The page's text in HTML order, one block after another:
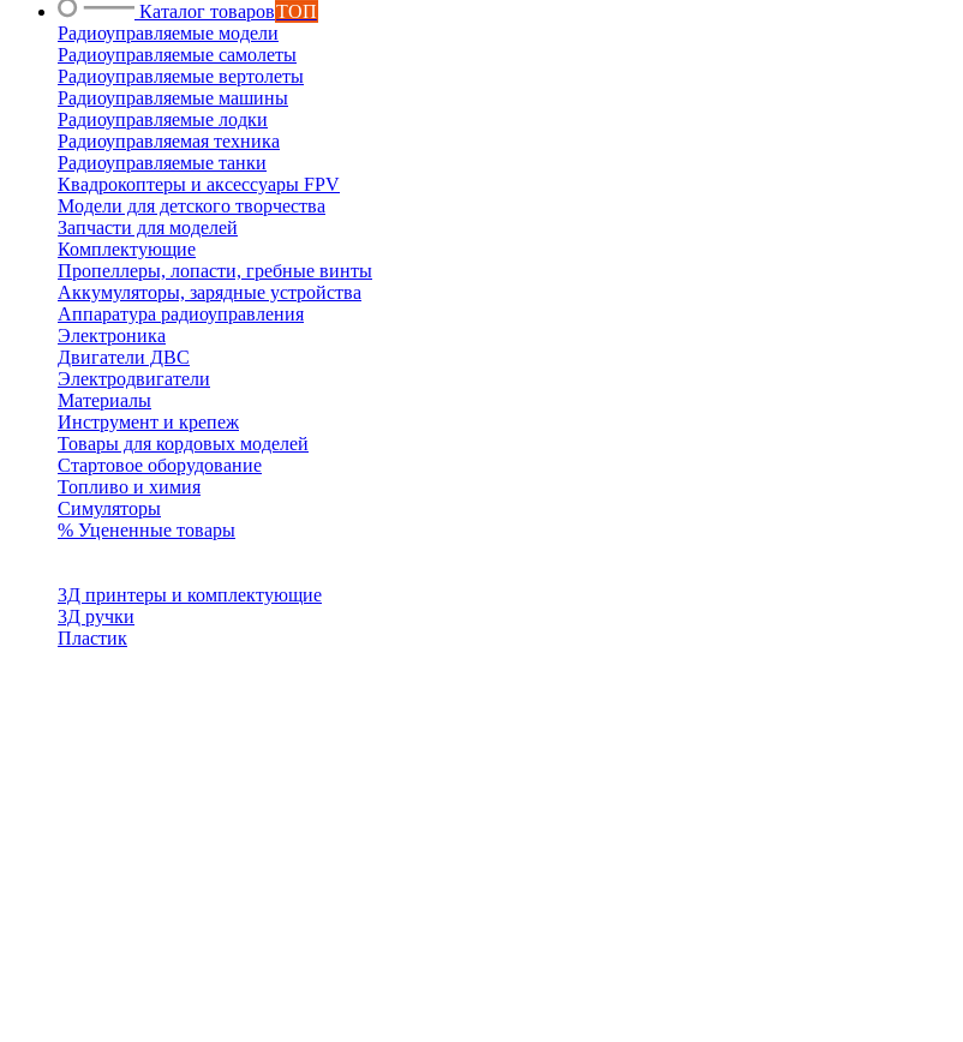
Каталог товаровТОП
Радиоуправляемые модели
Радиоуправляемые самолеты
Радиоуправляемые вертолеты
Радиоуправляемые машины
Радиоуправляемые лодки
Радиоуправляемая техника
Радиоуправляемые танки
Квадрокоптеры и аксессуары FPV
Модели для детского творчества
Запчасти для моделей
Комплектующие
Пропеллеры, лопасти, гребные винты
Аккумуляторы, зарядные устройства
Аппаратура радиоуправления
Электроника
Двигатели ДВС
Электродвигатели
Материалы
Инструмент и крепеж
Товары для кордовых моделей
Стартовое оборудование
Топливо и химия
Симуляторы
% Уцененные товары
3Д принтеры и комплектующие
3Д ручки
Пластик